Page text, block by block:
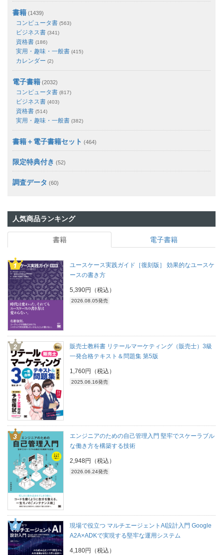
書籍 (1439)
コンピュータ書 (563)
ビジネス書 (341)
資格書 (186)
実用・趣味・一般書 (415)
カレンダー (2)
電子書籍 (2032)
コンピュータ書 (817)
ビジネス書 (403)
資格書 (514)
実用・趣味・一般書 (382)
書籍＋電子書籍セット (464)
限定特典付き (52)
調査データ (60)
人気商品ランキング
書籍 電子書籍
ユースケース実践ガイド［復刻版］ 効果的なユースケ
ースの書き方
5,390円（税込）
2026.08.05発売
販売士教科書 リテールマーケティング（販売士）3級
一発合格テキスト＆問題集 第5版
1,760円（税込）
2025.06.16発売
エンジニアのための自己管理入門 堅牢でスケーラブル
な働き方を構築する技術
2,948円（税込）
2026.06.24発売
現場で役立つ マルチエージェントAI設計入門 Google
A2A×ADKで実現する堅牢な運用システム
4,180円（税込）